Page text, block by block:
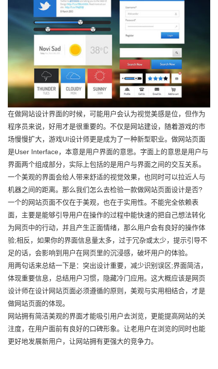
在做网站设计界面的时候，可能用户会认为视觉美感是位，但作为
程序员来说，好用才是很重要的。不仅是网站建设，随着游戏的市
场慢慢扩大，游戏UI设计师更是成为了一种新型职业。做网站页面
是User Interface，本意是用户界面的意思。字面上的意思是用户与
界面两个组成部分，实际上包括的是用户与界面之间的交互关系。
一个美观的界面会给人带来舒适的视觉效果，也同时可以拉近人与
机器之间的距离。那么我们怎么去检验一款做网站页面设计是否?
一个的网站页面不仅在于美观，也在于实用性。不能完全依赖表
面，主要是能够引导用户在操作的过程中能快速的把自己想法转化
为网页中的行动，并且产生正面情绪，那么用户会有良好的操作体
验;相反，如果你的界面信息量太多，过于冗杂或太少，提示引导不
足的话，会影响到用户在网页里的沉浸感，破坏用户的体验。
用两句话来总结一下是：突出设计重要，减少识别误区;界面简洁，
体现重要信息，总结用户习惯，隐藏冷门应用。这大概应该是网页
设计师在设计网站页面必须遵循的原则，美观与实用相结合，才是
做网站页面的体现。
网站拥有简洁美观的界面才能吸引用户去浏览，更能提高网站的关
注度，在用户面前有良好的口碑形象。让老用户在浏览的同时也能
更好地发展新用户，让网站拥有更强大的竞争力。